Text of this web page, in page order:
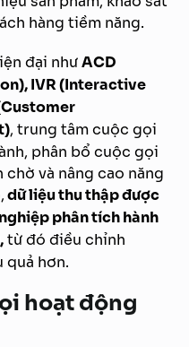
hàng tiềm năng.
đại nhưACD
IVR (Interactive
, trung tâm cuộc gọi
phân bổ cuộc gọi
và nâng cao năng
dữ liệu thu thập được
phân tích hành
từ đó điều chỉnh
quả hơn.
hoạt động